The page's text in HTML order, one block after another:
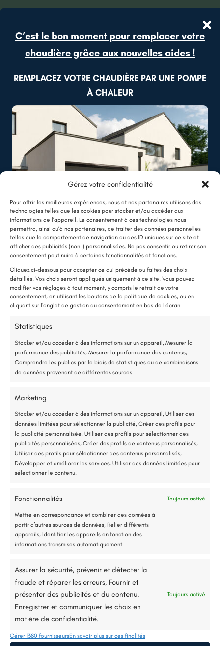
Gérez votre confidentialité
Pour offrir les meilleures expériences, nous et nos partenaires utilisons des
technologies telles que les cookies pour stocker et/ou accéder aux
informations de l’appareil. Le consentement à ces technologies nous
permettra, ainsi qu’à nos partenaires, de traiter des données personnelles
telles que le comportement de navigation ou des ID uniques sur ce site et
afficher des publicités (non-) personnalisées. Ne pas consentir ou retirer son
consentement peut nuire à certaines fonctionnalités et fonctions.
Cliquez ci-dessous pour accepter ce qui précède ou faites des choix
détaillés. Vos choix seront appliqués uniquement à ce site. Vous pouvez
modifier vos réglages à tout moment, y compris le retrait de votre
consentement, en utilisant les boutons de la politique de cookies, ou en
cliquant sur l’onglet de gestion du consentement en bas de l’écran.
Statistiques
Stocker et/ou accéder à des informations sur un appareil, Mesurer la
performance des publicités, Mesurer la performance des contenus,
Comprendre les publics par le biais de statistiques ou de combinaisons
de données provenant de différentes sources.
Marketing
Stocker et/ou accéder à des informations sur un appareil, Utiliser des
données limitées pour sélectionner la publicité, Créer des profils pour
la publicité personnalisée, Utiliser des profils pour sélectionner des
publicités personnalisées, Créer des profils de contenus personnalisés,
Utiliser des profils pour sélectionner des contenus personnalisés,
Développer et améliorer les services, Utiliser des données limitées pour
sélectionner le contenu.
Fonctionnalités Toujours activé
Mettre en correspondance et combiner des données à
partir d’autres sources de données, Relier différents
appareils, Identifier les appareils en fonction des
informations transmises automatiquement.
Assurer la sécurité, prévenir et détecter la
fraude et réparer les erreurs, Fournir et
présenter des publicités et du contenu,
Enregistrer et communiquer les choix en
matière de confidentialité.
Toujours activé
Gérer 1380 fournisseursEn savoir plus sur ces finalités
Isolation thermique par
l’extérieur à Angers
Détails du projet
Isolation maison
l'Extérieur (ITE)
15 mai 2026
Nous contacter
Nous avons réalisé l’isolation thermique par
l’extérieur d’une maison située à Angers afin
d’améliorer le confort intérieur tout en réduisant
les pertes de chaleur. Ce chantier a permis de
C’est le bon moment pour remplacer votre
chaudière grâce aux nouvelles aides !
REMPLACEZ VOTRE CHAUDIÈRE PAR UNE POMPE
À CHALEUR
LE SAVIEZ-VOUS ?
Une pompe à chaleur (PAC) utilise très peu d’électricité : elle consomme
environ 1 kWh pour générer 4 kWh de chaleur.
Une solution performante et économique
75 % de l’énergie provient des calories naturellement présentes dans
Étude gratuite et sans engagement
*Aides de l’État disponibles selon votre revenu fiscal
Accompagnement administratif et financier complet
Jusqu’à 80% de prise en charge*